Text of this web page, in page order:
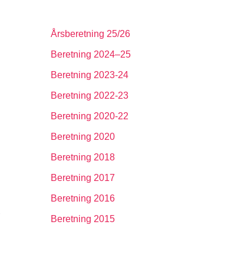
Årsberetning 25/26
Beretning 2024–25
Beretning 2023-24
Beretning 2022-23
Beretning 2020-22
Beretning 2020
Beretning 2018
Beretning 2017
Beretning 2016
Beretning 2015